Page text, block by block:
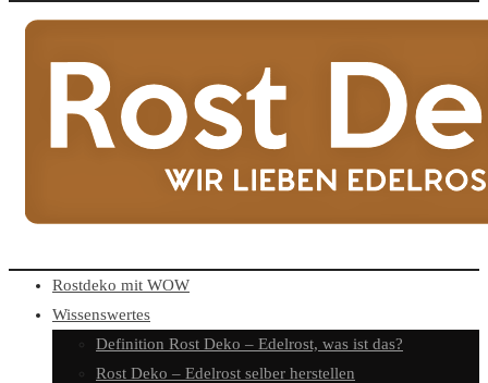
Rostdeko mit WOW
Wissenswertes
Definition Rost Deko – Edelrost, was ist das?
Rost Deko – Edelrost selber herstellen